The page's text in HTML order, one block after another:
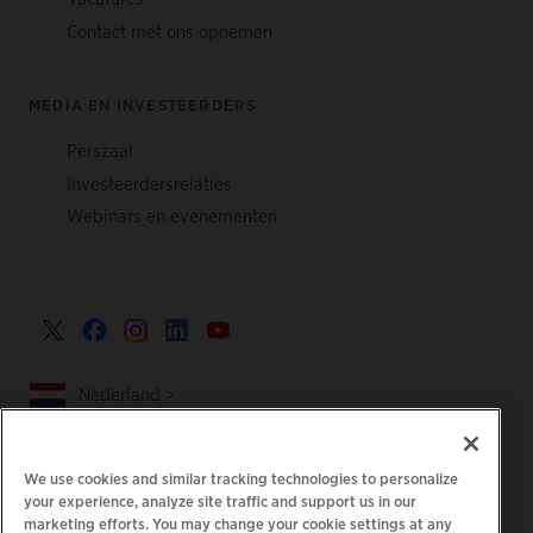
Contact met ons opnemen
MEDIA EN INVESTEERDERS
Perszaal
Investeerdersrelaties
Webinars en evenementen
Nederland >
Privacybeleid | Uw privacykeuzes | Juridisch |
We use cookies and similar tracking technologies to personalize
your experience, analyze site traffic and support us in our
marketing efforts. You may change your cookie settings at any